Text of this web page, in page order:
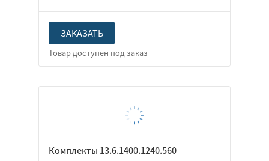
ЗАКАЗАТЬ
Комплекты 13.6.1400.1240.560